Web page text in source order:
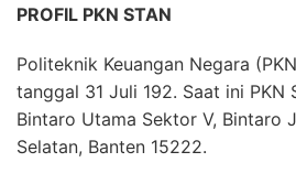
PROFIL PKN STAN
Politeknik Keuangan Negara
tanggal 31 Juli 192. Saat ini PKN
Bintaro Utama Sektor V, Bintaro
Selatan, Banten 15222.